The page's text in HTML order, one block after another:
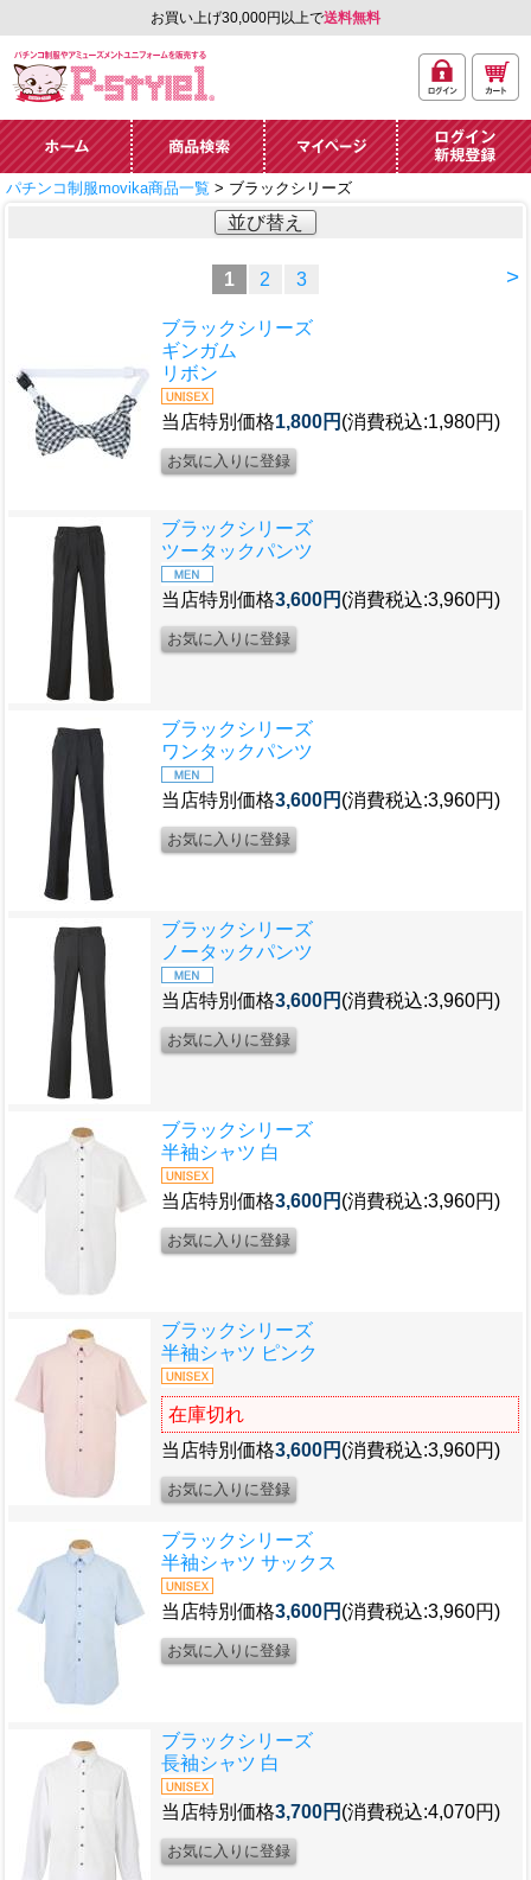
お買い上げ30,000円以上で送料無料
ーズメントユニフォー
ム通販「P-style 1」.
イン
ト
ホーム 商品検索 マイページ
パチンコ制服movika商品一覧 > ブラックシリーズ
並び替え
>
1 2 3
ブラックシリーズ
ギンガム
リボン
当店特別価格1,800円 (消費税込:1,980円)
ブラックシリーズ
ツータックパンツ
当店特別価格3,600円 (消費税込:3,960円)
ブラックシリーズ
ワンタックパンツ
当店特別価格3,600円 (消費税込:3,960円)
ブラックシリーズ
ノータックパンツ
当店特別価格3,600円 (消費税込:3,960円)
ブラックシリーズ
半袖シャツ 白
当店特別価格3,600円 (消費税込:3,960円)
ブラックシリーズ
半袖シャツ ピンク
在庫切れ
当店特別価格3,600円 (消費税込:3,960円)
ブラックシリーズ
半袖シャツ サックス
当店特別価格3,600円 (消費税込:3,960円)
ブラックシリーズ
長袖シャツ 白
当店特別価格3,700円 (消費税込:4,070円)